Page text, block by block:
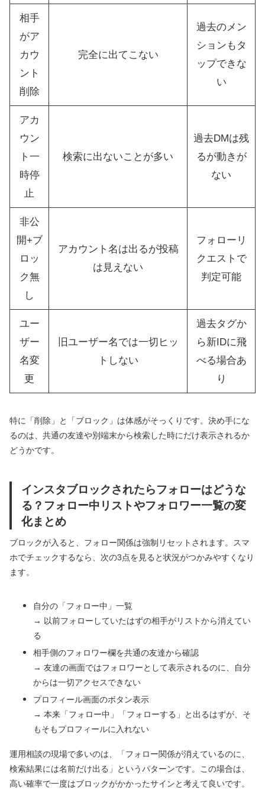
相手
がア
カウ
ント
削除
完全に出てこない
過去のメン
ションもタ
ップできな
い
アカ
ウン
ト一
時停
止
検索に出ないことが多い
過去DMは残
るが動きが
ない
非公
開+ブ
ロッ
ク無
し
アカウント名は出るが投稿
は見えない
フォローリ
クエストで
判定可能
ユー
ザー
名変
更
旧ユーザー名では一切ヒッ
トしない
過去タグか
ら新IDに飛
べる場合あ
り
特に「削除」と「ブロック」は体感がそっくりです。決め手にな
るのは、共通の友達や別端末から検索した時にだけ表示されるか
どうかです。
インスタブロックされたらフォローはどうな
る？フォロー中リストやフォロワー一覧の変
化まとめ
ブロックが入ると、フォロー関係は強制リセットされます。スマ
ホでチェックするなら、次の3点を見ると状況がつかみやすくなり
ます。
自分の「フォロー中」一覧
→ 以前フォローしていたはずの相手がリストから消えてい
る
相手側のフォロワー欄を共通の友達から確認
→ 友達の画面ではフォロワーとして表示されるのに、自分
からは一切アクセスできない
プロフィール画面のボタン表示
→ 本来「フォロー中」「フォローする」と出るはずが、そ
もそもプロフィールに入れない
運用相談の現場で多いのは、「フォロー関係が消えているのに、
検索結果には名前だけ出る」というパターンです。この場合は、
高い確率で一度はブロックがかかったサインと考えて良いです。